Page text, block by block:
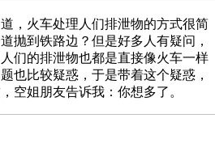
，火车处理人们排泄物的方式很简
抛到铁路边？但是好多人有疑问，
们的排泄物也都是直接像火车一样
也比较疑惑，于是带着这个疑惑，
空姐朋友告诉我：你想多了。